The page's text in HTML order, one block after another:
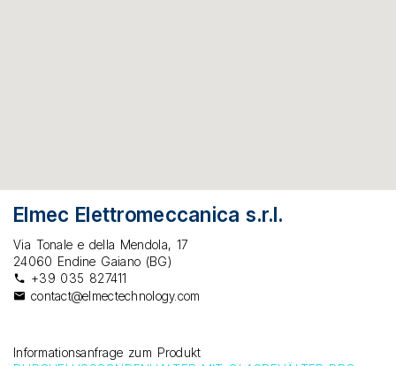
Elmec Elettromeccanica s.r.l.
Via Tonale e della Mendola, 17
24060 Endine Gaiano (BG)
+39 035 827411
contact@elmectechnology.com
Informationsanfrage zum Produkt